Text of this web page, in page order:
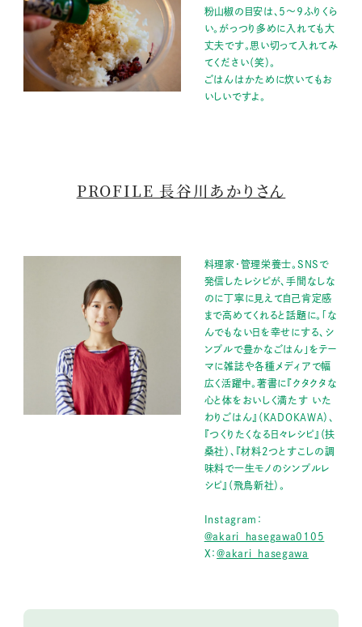
粉山椒の目安は、５〜９ふりくら
い。がっつり多めに入れても大
丈夫です。思い切って入れてみ
てください（笑）。
ごはんはかために炊いてもお
いしいですよ。
PROFILE 長谷川あかりさん
料理家・管理栄養士。SNSで
発信したレシピが、手間なしな
のに丁寧に見えて自己肯定感
まで高めてくれると話題に。「な
んでもない日を幸せにする、シ
ンプルで豊かなごはん」をテー
マに雑誌や各種メディアで幅
広く活躍中。著書に『クタクタな
心と体をおいしく満たす いた
わりごはん』（KADOKAWA）、
『つくりたくなる日々レシピ』（扶
桑社）、『材料2つとすこしの調
味料で一生モノのシンプルレ
シピ』（飛鳥新社）。
Instagram：
@akari_hasegawa0105
X：@akari_hasegawa